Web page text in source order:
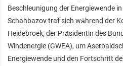
Beschleunigung der Energiewende
Schahbazov traf sich während der
Heidebroek, der Präsidentin des
Windenergie (GWEA), um
Energiewende und den Fortschritt